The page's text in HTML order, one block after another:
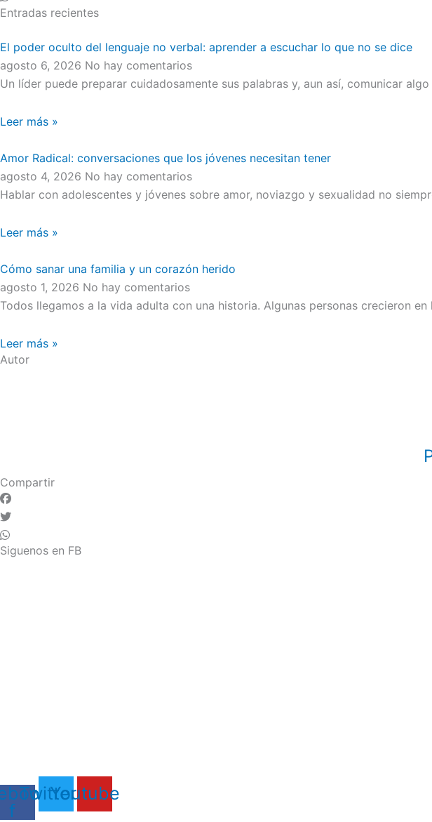
Entradas recientes
El poder oculto del lenguaje no verbal: aprender a escuchar lo que no se dice
agosto 6, 2026 No hay comentarios
Un líder puede preparar cuidadosamente sus palabras y, aun así, comunicar
Leer más »
Amor Radical: conversaciones que los jóvenes necesitan tener
agosto 4, 2026 No hay comentarios
Hablar con adolescentes y jóvenes sobre amor, noviazgo y sexualidad no
Leer más »
Cómo sanar una familia y un corazón herido
agosto 1, 2026 No hay comentarios
Todos llegamos a la vida adulta con una historia. Algunas personas crecieron
Leer más »
Autor
Compartir
Siguenos en FB
f
TwitterYoutube